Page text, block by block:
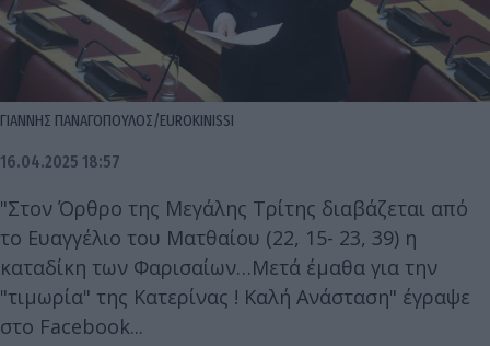
ΓΙΑΝΝΗΣ ΠΑΝΑΓΟΠΟΥΛΟΣ/EUROKINISSI
16.04.2025 18:57
"Στον Όρθρο της Μεγάλης Τρίτης διαβάζεται από
το Ευαγγέλιο του Ματθαίου (22, 15- 23, 39) η
καταδίκη των Φαρισαίων…Μετά έμαθα για την
"τιμωρία" της Κατερίνας ! Καλή Ανάσταση" έγραψε
στο Facebook...